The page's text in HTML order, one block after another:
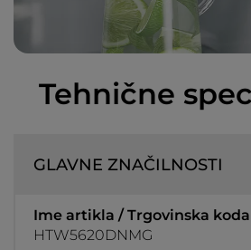
Tehnične
GLAVNE ZNAČILNOSTI
Ime artikla / Trgovinska koda
HTW5620DNMG